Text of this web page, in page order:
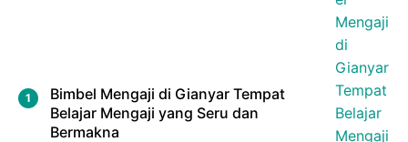
Bimbel Mengaji di Gianyar Tempat
Belajar Mengaji yang Seru dan
Bermakna